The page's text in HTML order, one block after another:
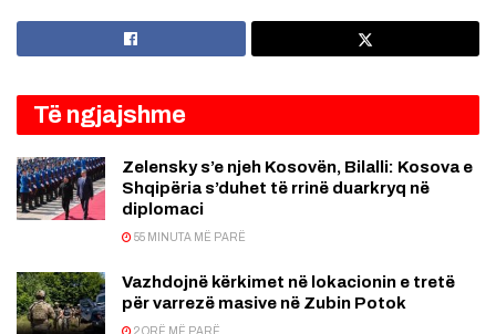
Të ngjajshme
Zelensky s’e njeh Kosovën, Bilalli: Kosova e
Shqipëria s’duhet të rrinë duarkryq në
diplomaci
55 MINUTA MË PARË
Vazhdojnë kërkimet në lokacionin e tretë
për varrezë masive në Zubin Potok
2 ORË MË PARË